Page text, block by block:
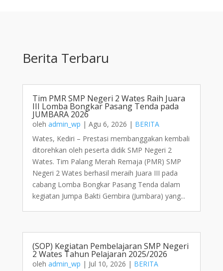
Berita Terbaru
Tim PMR SMP Negeri 2 Wates Raih Juara
III Lomba Bongkar Pasang Tenda pada
JUMBARA 2026
oleh admin_wp | Agu 6, 2026 | BERITA
Wates, Kediri – Prestasi membanggakan kembali
ditorehkan oleh peserta didik SMP Negeri 2
Wates. Tim Palang Merah Remaja (PMR) SMP
Negeri 2 Wates berhasil meraih Juara III pada
cabang Lomba Bongkar Pasang Tenda dalam
kegiatan Jumpa Bakti Gembira (Jumbara) yang...
(SOP) Kegiatan Pembelajaran SMP Negeri
2 Wates Tahun Pelajaran 2025/2026
oleh admin_wp | Jul 10, 2026 | BERITA